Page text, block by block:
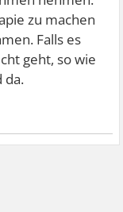
zu machen
Falls es
geht, so wie
da.